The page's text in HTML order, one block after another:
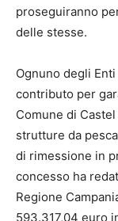
proseguiranno
delle stesse.
Ognuno degli
contributo per
Comune di
strutture da
di rimessione in
concesso ha
Regione
593.317,04 euro